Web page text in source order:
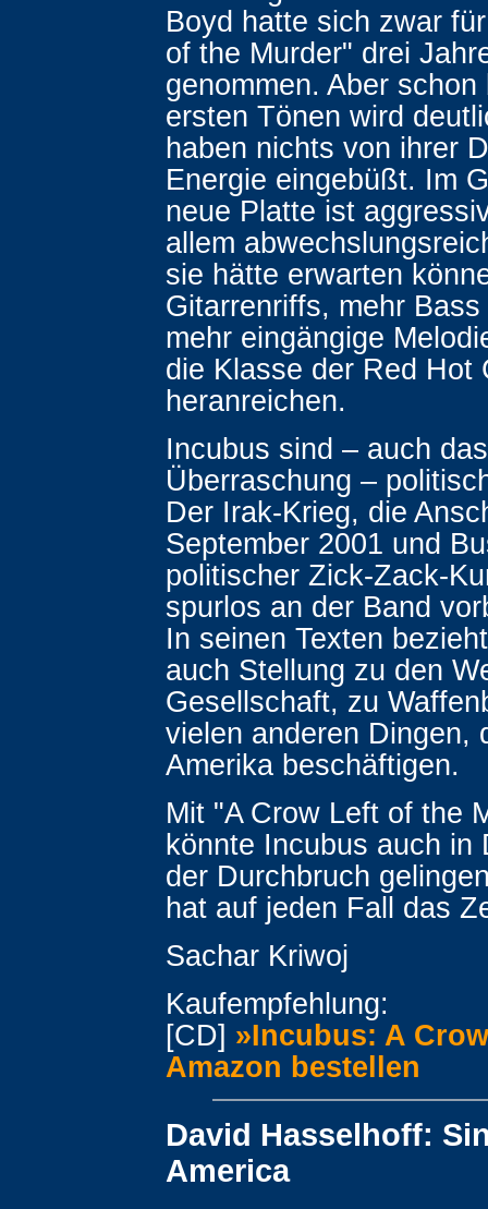
Boyd hatte sich zwar
of the Murder" drei
genommen. Aber schon
ersten Tönen wird
haben nichts von ihrer
Energie eingebüßt. Im
neue Platte ist
allem
sie hätte erwarten
Gitarrenriffs, mehr
mehr eingängige
die Klasse der Red Hot
heranreichen.
Incubus sind – auch
Überraschung –
Der Irak-Krieg, die
September 2001 und
politischer Zick-Zack-
spurlos an der Band
In seinen Texten
auch Stellung zu den
Gesellschaft, zu
vielen anderen Dingen,
Amerika beschäftigen.
Mit "A Crow Left of the
könnte Incubus auch in
der Durchbruch
hat auf jeden Fall das
Sachar Kriwoj
Kaufempfehlung:
[CD] »Incubus: A
Amazon bestellen
David Hasselhoff:
America